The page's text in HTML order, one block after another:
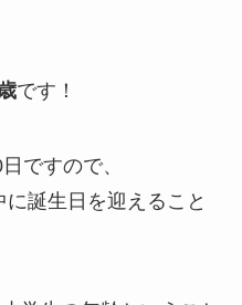
です！
ですので、
誕生日を迎えること